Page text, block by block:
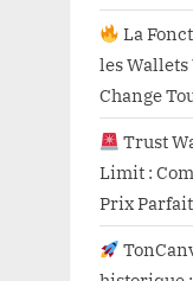
La
les Wallets
Change
Trust
Limit :
Prix